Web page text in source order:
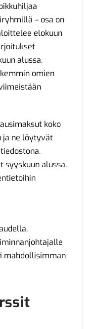
– osa on
elokuun
alussa.
omien
koko
ja ne löytyvät
syyskuun alussa.
mahdollisimman